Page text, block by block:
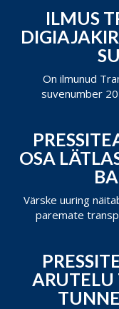
ILMUS
On ilmunud
suvenumber
OSA
Värske uuring
paremate
ARUTELU